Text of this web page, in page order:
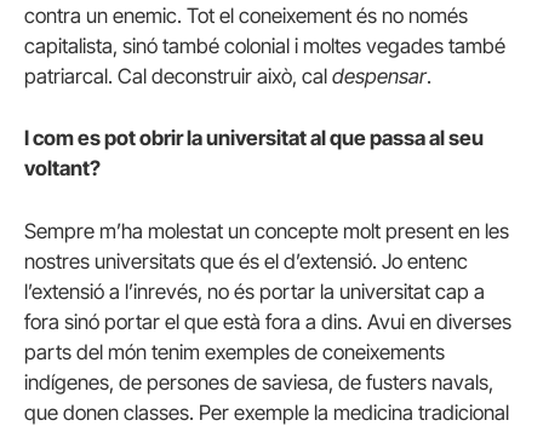
contra un enemic. Tot el coneixement és no només
capitalista, sinó també colonial i moltes vegades també
patriarcal. Cal deconstruir això, cal despensar.
I com es pot obrir la universitat al que passa al seu
voltant?
Sempre m’ha molestat un concepte molt present en les
nostres universitats que és el d’extensió. Jo entenc
l’extensió a l’inrevés, no és portar la universitat cap a
fora sinó portar el que està fora a dins. Avui en diverses
parts del món tenim exemples de coneixements
indígenes, de persones de saviesa, de fusters navals,
que donen classes. Per exemple la medicina tradicional